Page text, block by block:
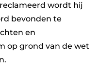
wordt hij
bevonden te
en
op grond van de wet